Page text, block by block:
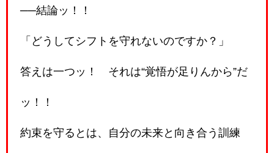
──結論ッ！！
「どうしてシフトを守れないのですか？」
答えは一つッ！ それは“覚悟が足りんから”だ
ッ！！
約束を守るとは、自分の未来と向き合う訓練